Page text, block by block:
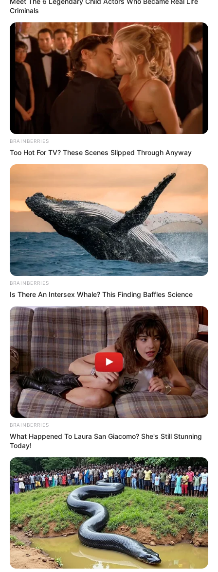
Criminals
BRAINBERRIES
Too Hot For TV? These Scenes Slipped Through Anyway
BRAINBERRIES
Is There An Intersex Whale? This Finding Baffles Science
BRAINBERRIES
What Happened To Laura San Giacomo? She's Still Stunning
Today!